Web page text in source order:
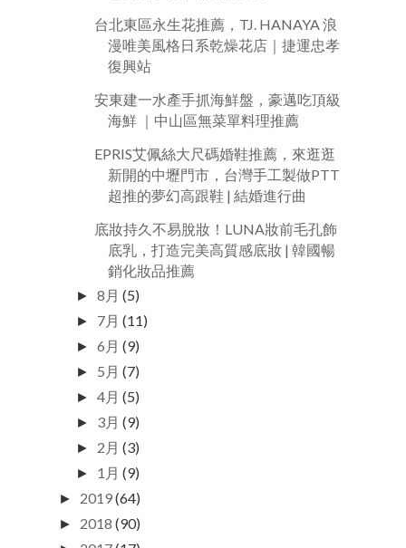
台北東區永生花推薦，TJ. HANAYA 浪
漫唯美風格日系乾燥花店｜捷運忠孝
復興站
安東建一水產手抓海鮮盤，豪邁吃頂級
海鮮 ｜中山區無菜單料理推薦
EPRIS艾佩絲大尺碼婚鞋推薦，來逛逛
新開的中壢門市，台灣手工製做PTT
超推的夢幻高跟鞋 | 結婚進行曲
底妝持久不易脫妝！LUNA妝前毛孔飾
底乳，打造完美高質感底妝 | 韓國暢
銷化妝品推薦
►8月 (5)
► 7月 (11)
►6月 (9)
► 5月 (7)
►4月 (5)
► 3月 (9)
► 2月 (3)
► 1月 (9)
► 2019(64)
► 2018 (90)